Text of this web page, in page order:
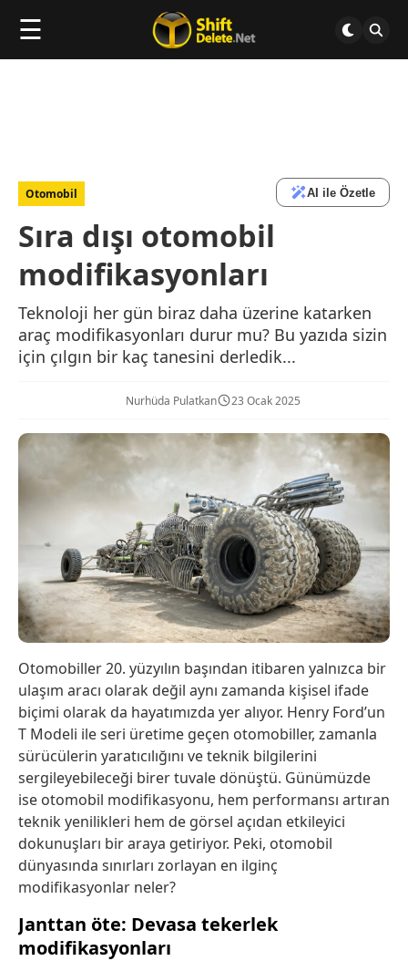
☰
Otomobil AI ile Özetle
Sıra dışı otomobil
modifikasyonları
Teknoloji her gün biraz daha üzerine katarken
araç modifikasyonları durur mu? Bu yazıda sizin
için çılgın bir kaç tanesini derledik...
Nurhüda Pulatkan 23 Ocak 2025
Otomobiller 20. yüzyılın başından itibaren yalnızca bir
ulaşım aracı olarak değil aynı zamanda kişisel ifade
biçimi olarak da hayatımızda yer alıyor. Henry Ford’un
T Modeli ile seri üretime geçen otomobiller, zamanla
sürücülerin yaratıcılığını ve teknik bilgilerini
sergileyebileceği birer tuvale dönüştü. Günümüzde
ise otomobil modifikasyonu, hem performansı artıran
teknik yenilikleri hem de görsel açıdan etkileyici
dokunuşları bir araya getiriyor. Peki, otomobil
dünyasında sınırları zorlayan en ilginç
modifikasyonlar neler?
Janttan öte: Devasa tekerlek
modifikasyonları